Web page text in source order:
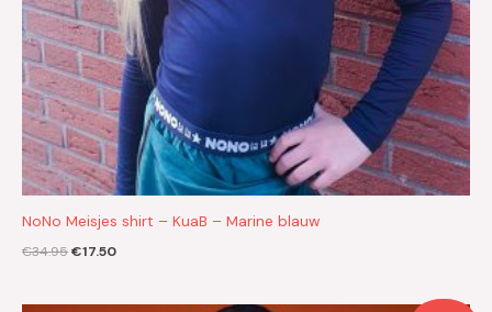
NoNo Meisjes shirt – KuaB – Marine blauw
€34.95€17.50